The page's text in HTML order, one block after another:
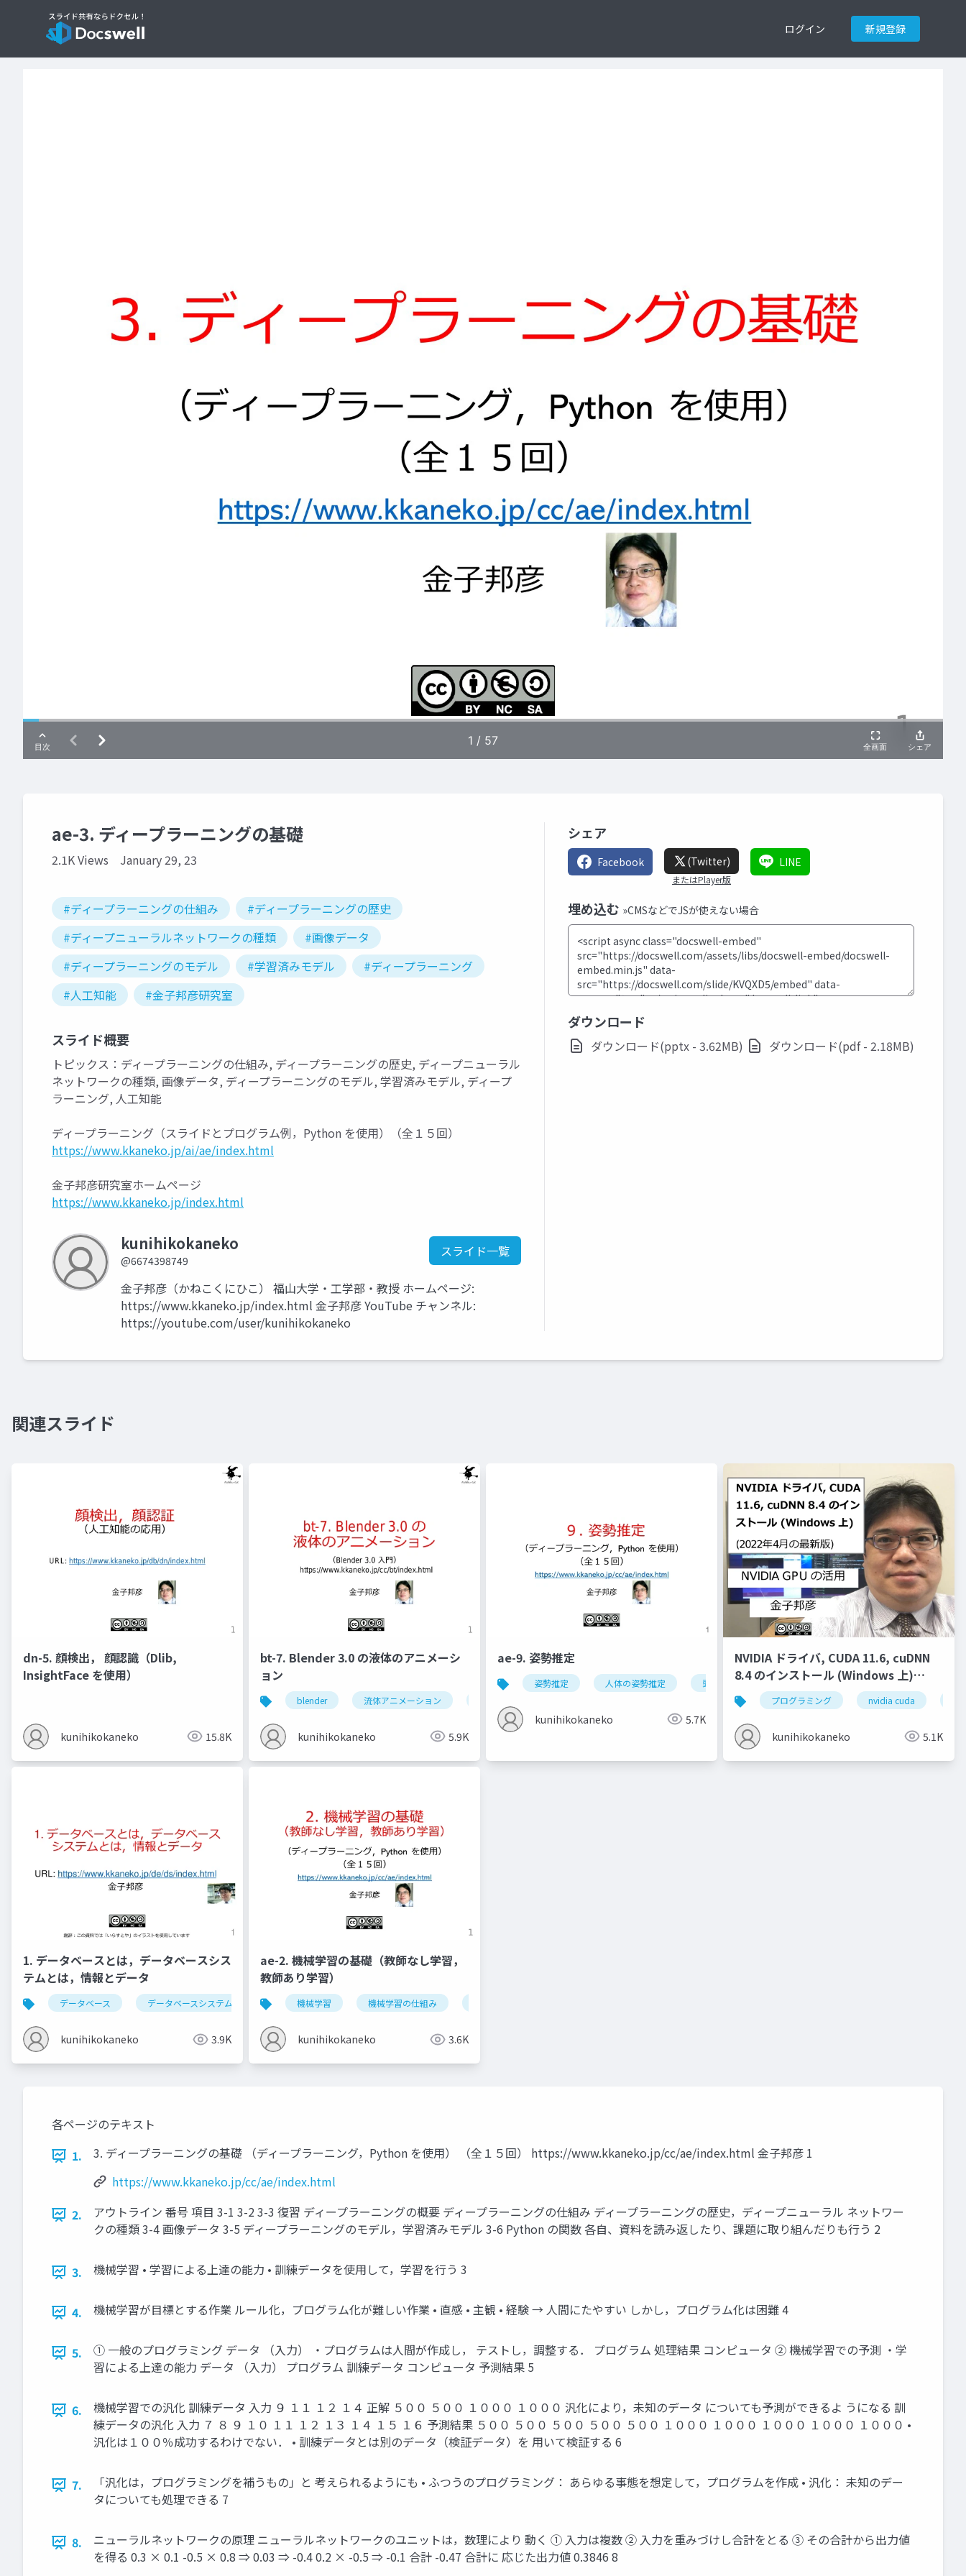
ログイン 新規登録
ae-3. ディープラーニングの基礎
2.1K Views January 29, 23
#ディープラーニングの仕組み
#ディープラーニングの歴史
#ディープニューラルネットワークの種類
#画像データ
#ディープラーニングのモデル
#学習済みモデル
#ディープラーニング
#人工知能
#金子邦彦研究室
スライド概要
トピックス：ディープラーニングの仕組み, ディープラーニングの歴史, ディープニューラル
ネットワークの種類, 画像データ, ディープラーニングのモデル, 学習済みモデル, ディープ
ラーニング, 人工知能
ディープラーニング（スライドとプログラム例，Python を使用）（全１５回）
https://www.kkaneko.jp/ai/ae/index.html
金子邦彦研究室ホームページ
https://www.kkaneko.jp/index.html
kunihikokaneko
@6674398749
スライド一覧
金子邦彦（かねこくにひこ） 福山大学・工学部・教授 ホームページ:
https://www.kkaneko.jp/index.html 金子邦彦 YouTube チャンネル:
https://youtube.com/user/kunihikokaneko
シェア
Facebook (Twitter)
またはPlayer版
LINE
埋め込む »CMSなどでJSが使えない場合
ダウンロード
ダウンロード(pptx - 3.62MB) ダウンロード(pdf - 2.18MB)
関連スライド
dn-5. 顔検出， 顔認識（Dlib,
InsightFace を使用）
kunihikokaneko 15.8K
bt-7. Blender 3.0 の液体のアニメーシ
ョン
blender 流体アニメーション ジオメトリ 流入口 ベイク
kunihikokaneko 5.9K
ae-9. 姿勢推定
姿勢推定 人体の姿勢推定 頭部の姿勢推定 オブジェクトの姿勢推定
kunihikokaneko 5.7K
NVIDIA ドライバ, CUDA 11.6, cuDNN
8.4 のインストール (Windows 上)
(2022年4月の最新版)
プログラミング nvidia cuda
kunihikokaneko 5.1K
1. データベースとは，データベースシス
テムとは，情報とデータ
データベース データベースシステム 情報とデータ データの種類 オープンデータ
kunihikokaneko 3.9K
ae-2. 機械学習の基礎（教師なし学習，
教師あり学習）
機械学習 機械学習の仕組み
kunihikokaneko 3.6K
各ページのテキスト
1.
3. ディープラーニングの基礎 （ディープラーニング，Python を使用） （全１５回） https://www.kkaneko.jp/cc/ae/index.html 金子邦彦 1
https://www.kkaneko.jp/cc/ae/index.html
2.
アウトライン 番号 項目 3-1 3-2 3-3 復習 ディープラーニングの概要 ディープラーニングの仕組み ディープラーニングの歴史，ディープニューラル ネットワー
クの種類 3-4 画像データ 3-5 ディープラーニングのモデル，学習済みモデル 3-6 Python の関数 各自、資料を読み返したり、課題に取り組んだりも行う 2
3. 機械学習 • 学習による上達の能力 • 訓練データを使用して，学習を行う 3
4. 機械学習が目標とする作業 ルール化，プログラム化が難しい作業 • 直感 • 主観 • 経験 → 人間にたやすい しかし，プログラム化は困難 4
5.
① 一般のプログラミング データ （入力） ・プログラムは人間が作成し， テストし，調整する． プログラム 処理結果 コンピュータ ② 機械学習での予測 ・学
習による上達の能力 データ （入力） プログラム 訓練データ コンピュータ 予測結果 5
6.
機械学習での汎化 訓練データ 入力 ９ １１ １２ １４ 正解 ５００ ５００ １０００ １０００ 汎化により，未知のデータ についても予測ができるよ うになる 訓
練データの汎化 入力 ７ ８ ９ １０ １１ １２ １３ １４ １５ １６ 予測結果 ５００ ５００ ５００ ５００ ５００ １０００ １０００ １０００ １０００ １０００ •
汎化は１００％成功するわけでない． • 訓練データとは別のデータ（検証データ）を 用いて検証する 6
7.
「汎化は，プログラミングを補うもの」と 考えられるようにも • ふつうのプログラミング： あらゆる事態を想定して，プログラムを作成 • 汎化： 未知のデー
タについても処理できる 7
8.
ニューラルネットワークの原理 ニューラルネットワークのユニットは，数理により 動く ① 入力は複数 ② 入力を重みづけし合計をとる ③ その合計から出力値
を得る 0.3 × 0.1 -0.5 × 0.8 ⇒ 0.03 ⇒ -0.4 0.2 × -0.5 ⇒ -0.1 合計 -0.47 合計に 応じた出力値 0.3846 8